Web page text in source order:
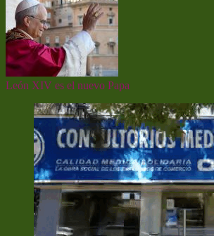
León XIV es el nuevo Papa